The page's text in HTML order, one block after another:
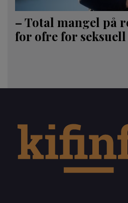
– Total mangel på
for ofre for